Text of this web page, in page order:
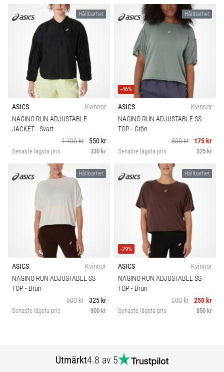
5. 8. 2026
9 min. läsning
Kolhydratladdning:
påverkar
löpprestandan?
Det
sägs
kolhydratuppladdning
uthållighetsprestationen.
verkligen
vad…
alla
Hållbarhet
ASICS
Kvinnor
NAGINO RUN ADJUSTABLE
JACKET- Svart
1 100 kr
550 kr
Senaste lägsta pris 330 kr
Hållbarhet
-46%
ASICS
Kvinnor
NAGINO RUN ADJUSTABLE SS
TOP - Grön
500 kr
175 kr
Senaste lägsta pris 325 kr
Hållbarhet
ASICS
Kvinnor
NAGINO RUN ADJUSTABLE SS
TOP - Brun
500 kr
325 kr
Senaste lägsta pris 300 kr
Hållbarhet
-29%
ASICS
Kvinnor
NAGINO RUN ADJUSTABLE SS
TOP - Brun
500 kr
250 kr
Senaste lägsta pris 350 kr
Utmärkt4.8 av 5